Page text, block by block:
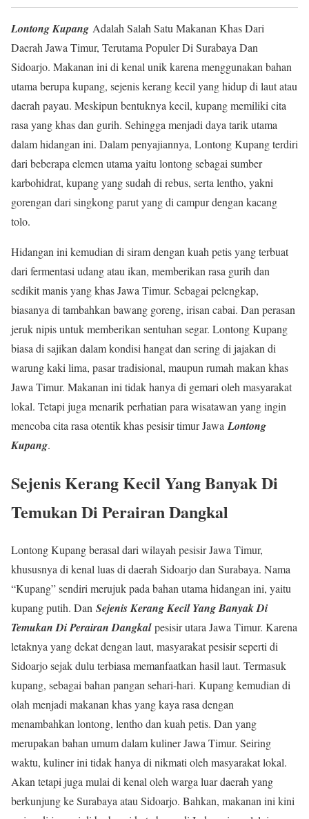
Lontong Kupang Adalah Salah Satu Makanan Khas Dari
Daerah Jawa Timur, Terutama Populer Di Surabaya Dan
Sidoarjo. Makanan ini di kenal unik karena menggunakan bahan
utama berupa kupang, sejenis kerang kecil yang hidup di laut atau
daerah payau. Meskipun bentuknya kecil, kupang memiliki cita
rasa yang khas dan gurih. Sehingga menjadi daya tarik utama
dalam hidangan ini. Dalam penyajiannya, Lontong Kupang terdiri
dari beberapa elemen utama yaitu lontong sebagai sumber
karbohidrat, kupang yang sudah di rebus, serta lentho, yakni
gorengan dari singkong parut yang di campur dengan kacang
tolo.
Hidangan ini kemudian di siram dengan kuah petis yang terbuat
dari fermentasi udang atau ikan, memberikan rasa gurih dan
sedikit manis yang khas Jawa Timur. Sebagai pelengkap,
biasanya di tambahkan bawang goreng, irisan cabai. Dan perasan
jeruk nipis untuk memberikan sentuhan segar. Lontong Kupang
biasa di sajikan dalam kondisi hangat dan sering di jajakan di
warung kaki lima, pasar tradisional, maupun rumah makan khas
Jawa Timur. Makanan ini tidak hanya di gemari oleh masyarakat
lokal. Tetapi juga menarik perhatian para wisatawan yang ingin
mencoba cita rasa otentik khas pesisir timur Jawa Lontong
Kupang.
Sejenis Kerang Kecil Yang Banyak Di
Temukan Di Perairan Dangkal
Lontong Kupang berasal dari wilayah pesisir Jawa Timur,
khususnya di kenal luas di daerah Sidoarjo dan Surabaya. Nama
“Kupang” sendiri merujuk pada bahan utama hidangan ini, yaitu
kupang putih. Dan Sejenis Kerang Kecil Yang Banyak Di
Temukan Di Perairan Dangkalpesisir utara Jawa Timur. Karena
letaknya yang dekat dengan laut, masyarakat pesisir seperti di
Sidoarjo sejak dulu terbiasa memanfaatkan hasil laut. Termasuk
kupang, sebagai bahan pangan sehari-hari. Kupang kemudian di
olah menjadi makanan khas yang kaya rasa dengan
menambahkan lontong, lentho dan kuah petis. Dan yang
merupakan bahan umum dalam kuliner Jawa Timur. Seiring
waktu, kuliner ini tidak hanya di nikmati oleh masyarakat lokal.
Akan tetapi juga mulai di kenal oleh warga luar daerah yang
berkunjung ke Surabaya atau Sidoarjo. Bahkan, makanan ini kini